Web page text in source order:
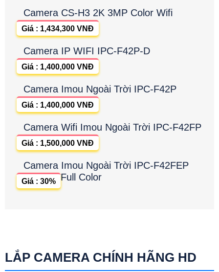
Camera CS-H3 2K 3MP Color Wifi
Giá : 1,434,300 VNĐ
Camera IP WIFI IPC-F42P-D
Giá : 1,400,000 VNĐ
Camera Imou Ngoài Trời IPC-F42P
Giá : 1,400,000 VNĐ
Camera Wifi Imou Ngoài Trời IPC-F42FP
Giá : 1,500,000 VNĐ
Camera Imou Ngoài Trời IPC-F42FEP
Full Color
Giá : 30%
LẮP CAMERA CHÍNH HÃNG HD